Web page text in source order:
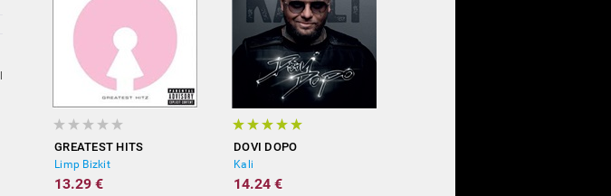
GREATEST HITS
Limp Bizkit
13.29 €
DOVI DOPO
Kali
14.24 €